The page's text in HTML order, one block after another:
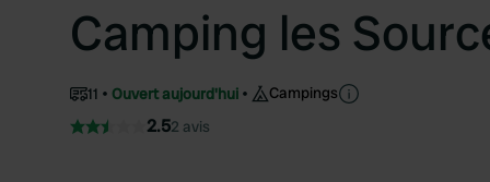
Camping les
11 Ouvert aujourd'hui Campings
2.52 avis